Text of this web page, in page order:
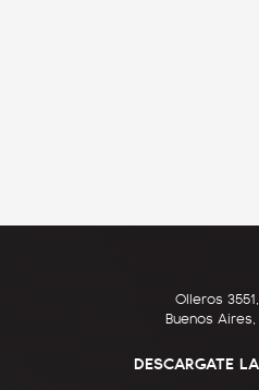
Olleros
Buenos
DESCARGATE